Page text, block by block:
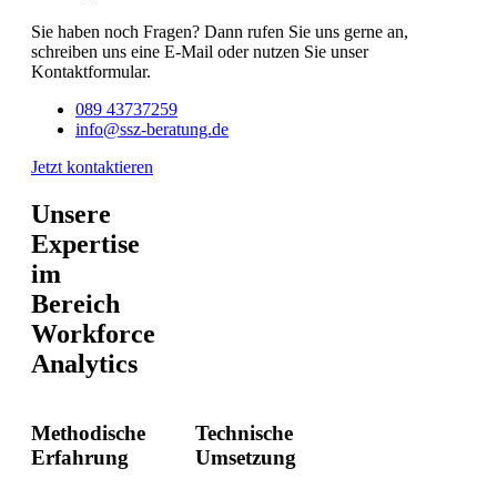
Sie haben noch Fragen? Dann rufen Sie uns gerne an,
schreiben uns eine E-Mail oder nutzen Sie unser
Kontaktformular.
089 43737259
info@ssz-beratung.de
Jetzt kontaktieren
Unsere
Expertise
im
Bereich
Workforce
Analytics
Methodische
Erfahrung
Technische
Umsetzung